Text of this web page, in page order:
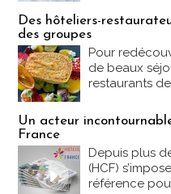
Des hôteliers-
des groupes
Pour
de beaux
restaurants
Un acteur
France
Depuis plus
(HCF)
référence